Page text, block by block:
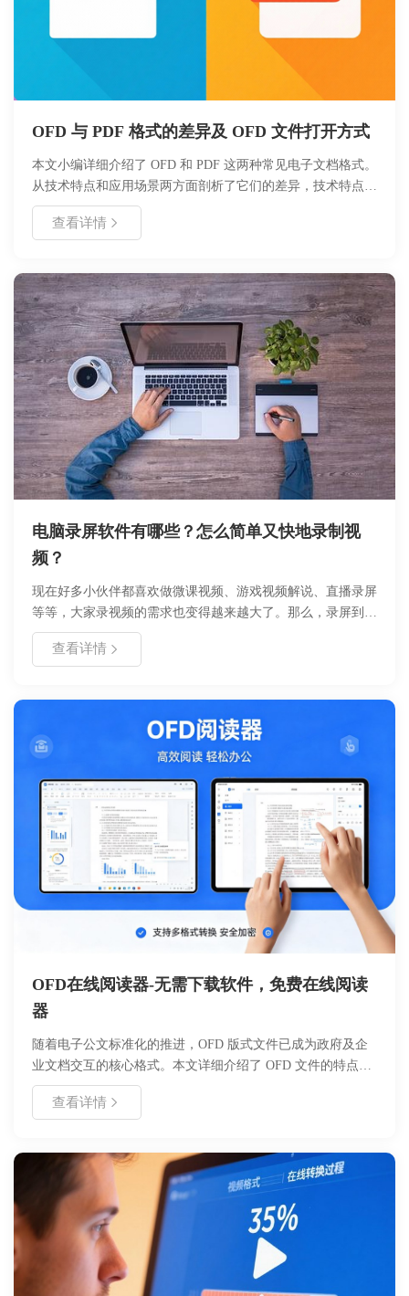
OFD 与 PDF 格式的差异及 OFD 文件打开方式
本文小编详细介绍了 OFD 和 PDF 这两种常见电子文档格式。
从技术特点和应用场景两方面剖析了它们的差异，技术特点涵
盖文件结构、页面描述、字体支持、安全性和扩展性；应用场
景则分别列举了二者各自适用的领域。同时，还介绍了多种打
者全面了解这两种格式及 OFD 文件的打开方式。
查看详情
电脑录屏软件有哪些？怎么简单又快地录制视
频？
现在好多小伙伴都喜欢做微课视频、游戏视频解说、直播录屏
等等，大家录视频的需求也变得越来越大了。那么，录屏到底
用什么软件好？ 就我自己的经验来说我用过好哈录屏、
Window自带录屏、oCam、GifCam～后面三个主要拿来录制
清视频，体积也小～,我之前一直在录制网课视频和我玩吃鸡
游戏的视频，一些快捷键操作还是比较好用的。好了，我直接
说说如何录制一个高清的视频吧，小伙伴们拿来录制游戏视
频、微课视频、直播视频或者网上在线电影都是适用的。
查看详情
OFD在线阅读器-无需下载软件，免费在线阅读
器
随着电子公文标准化的推进，OFD 版式文件已成为政府及企
业文档交互的核心格式。本文详细介绍了 OFD 文件的特点、
在线预览的必要性，并重点教程如何使用浙舟软件提供的
OFDView 工具（https://www.zhezhou.cn/ofdview）实现快速、
流程，对比了传统本地打开与在线预览的优劣，并分析了适用
场景。通过本指南，用户可掌握无需安装插件即可在浏览器中
查看 OFD 文件的高效方法，提升文档处理效率与安全性。
查看详情